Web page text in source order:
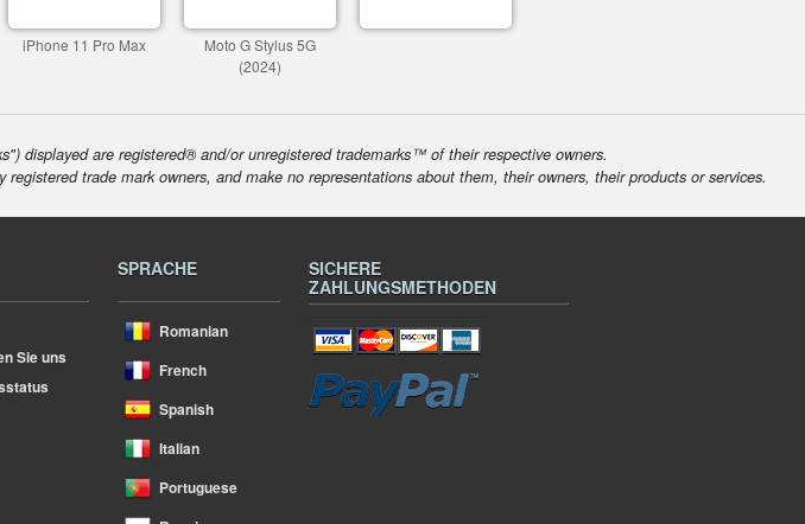
iPhone 11 Pro Max
Moto G Stylus 5G
(2024)
displayed are registered® and/or unregistered trademarks™ of their respective owners.
trade mark owners, and make no representations about them, their owners, their products or services.
Sie uns
SPRACHE
Romanian
French
Spanish
Italian
Portuguese
SICHERE
ZAHLUNGSMETHODEN